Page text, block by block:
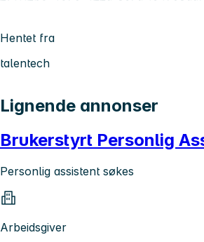
Hentet fra
talentech
Lignende annonser
Brukerstyrt Personlig
Personlig assistent søkes
Arbeidsgiver